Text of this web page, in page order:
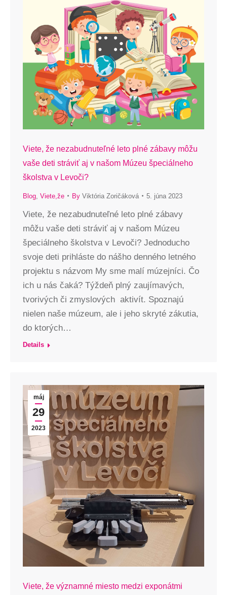
Viete, že nezabudnuteľné leto plné zábavy môžu
vaše deti stráviť aj v našom Múzeu špeciálneho
školstva v Levoči?
Blog Viete,že By Viktória Zoričáková 5. júna 2023
Viete, že nezabudnuteľné leto plné zábavy
môžu vaše deti stráviť aj v našom Múzeu
špeciálneho školstva v Levoči? Jednoducho
svoje deti prihláste do nášho denného letného
projektu s názvom My sme malí múzejníci. Čo
ich u nás čaká? Týždeň plný zaujímavých,
tvorivých či zmyslových aktivít. Spoznajú
nielen naše múzeum, ale i jeho skryté zákutia,
do ktorých…
Details
máj
29
2023
Viete, že významné miesto medzi exponátmi